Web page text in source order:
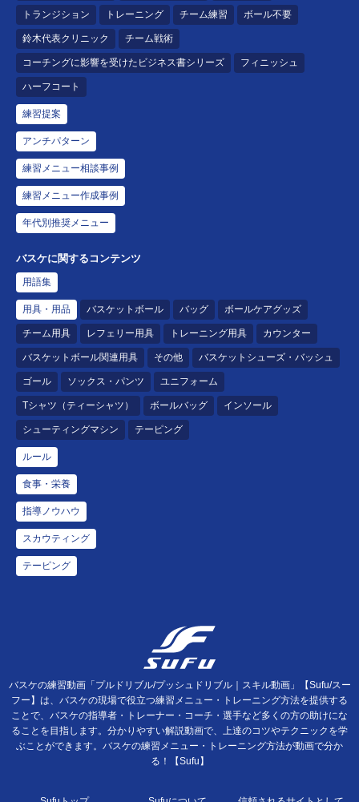
トランジション トレーニング チーム練習 ボール不要
鈴木代表クリニック チーム戦術
コーチングに影響を受けたビジネス書シリーズ フィニッシュ
ハーフコート
練習提案
アンチパターン
練習メニュー相談事例
練習メニュー作成事例
年代別推奨メニュー
バスケに関するコンテンツ
用語集
用具・用品 バスケットボール バッグ ボールケアグッズ
チーム用具 レフェリー用具 トレーニング用具 カウンター
バスケットボール関連用具 その他 バスケットシューズ・バッシュ
ゴール ソックス・パンツ ユニフォーム
Tシャツ（ティーシャツ） ボールバッグ インソール
シューティングマシン テーピング
ルール
食事・栄養
指導ノウハウ
スカウティング
テーピング
バスケの練習動画「プルドリブル/プッシュドリブル｜スキル動画」【Sufu/スー
フー】は、バスケの現場で役立つ練習メニュー・トレーニング方法を提供する
ことで、バスケの指導者・トレーナー・コーチ・選手など多くの方の助けにな
ることを目指します。分かりやすい解説動画で、上達のコツやテクニックを学
ぶことができます。バスケの練習メニュー・トレーニング方法が動画で分か
る！【Sufu】